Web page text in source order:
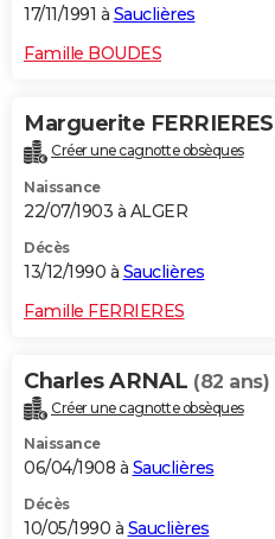
17/11/1991 à Sauclières
Famille BOUDES
Marguerite FERRIERES
Créer une cagnotte obsèques
Naissance
22/07/1903 à ALGER
Décès
13/12/1990 à Sauclières
Famille FERRIERES
Charles ARNAL (82 ans)
Créer une cagnotte obsèques
Naissance
06/04/1908 à Sauclières
Décès
10/05/1990 à Sauclières